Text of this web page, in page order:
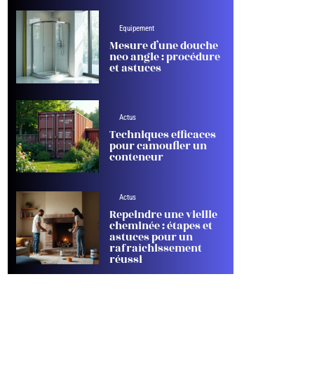
Equipement
Mesure d’une douche
neo angle : procédure
et astuces
Actus
Techniques efficaces
pour camoufler un
conteneur
Actus
Repeindre une vieille
cheminée : étapes et
astuces pour un
rafraîchissement
réussi